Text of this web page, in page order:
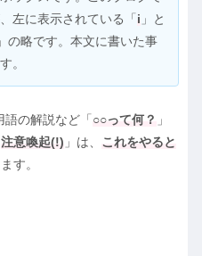
左に表示されている「 i 」と
」の略です。本文に書いた事
。
語の解説など「 ○○って何？ 」
注意喚起(!) 」は、 これをやると
す。